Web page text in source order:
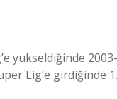
yükseldiğinde
Lig’e girdiğinde